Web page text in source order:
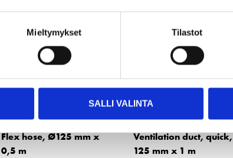
Mieltymykset Tilastot
SALLI VALINTA
895
Flex hose, Ø125 mm x
0,5 m
1295
Ventilation duct, quick,
125 mm x 1 m